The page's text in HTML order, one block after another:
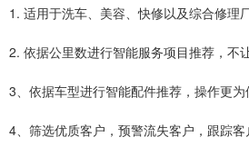
1. 适用于洗车、美容、快修以及综合修理
2. 依据公里数进行智能服务项目推荐，不
3、依据车型进行智能配件推荐，操作更为
4、筛选优质客户，预警流失客户，跟踪